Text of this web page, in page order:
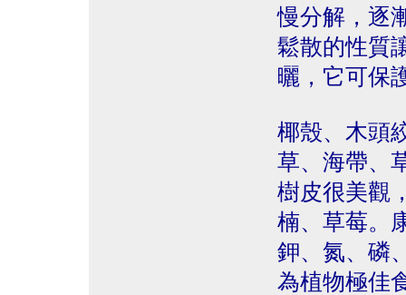
慢分解，逐
鬆散的性質
曬，它可保
椰殼、木頭
草、海帶、
樹皮很美觀
楠、草莓。
鉀、氮、磷
為植物極佳